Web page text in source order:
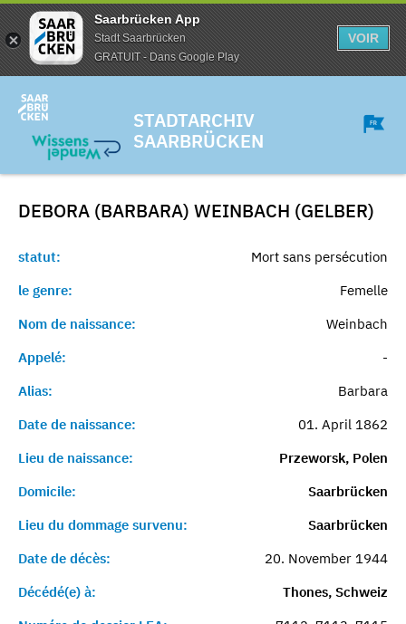
Saarbrücken App
Stadt Saarbrücken
GRATUIT - Dans Google Play
VOIR
STADTARCHIV
SAARBRÜCKEN
DEBORA (BARBARA) WEINBACH (GELBER)
statut:
Mort sans persécution
le genre:
Femelle
Nom de naissance:
Weinbach
Appelé:
-
Alias:
Barbara
Date de naissance:
01. April 1862
Lieu de naissance:
Przeworsk, Polen
Domicile:
Saarbrücken
Lieu du dommage survenu:
Saarbrücken
Date de décès:
20. November 1944
Décédé(e) à:
Thones, Schweiz